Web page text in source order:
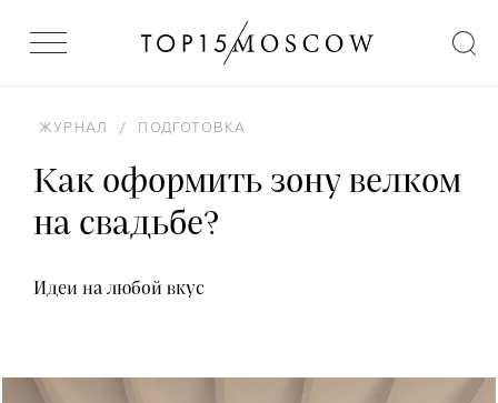
ЖУРНАЛ / ПОДГОТОВКА
Как оформить зону велком
на свадьбе?
Идеи на любой вкус